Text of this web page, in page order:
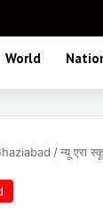
World
/न्यू एरा